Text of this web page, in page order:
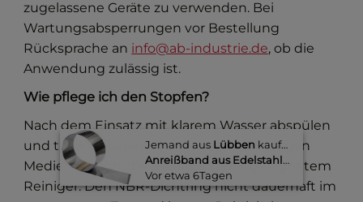
zugelassene Geräte zu verwenden. Bei
Wartungsabsperrungen vor Bestellung
Rücksprache an info@ab-industrie.de, ob die
Anwendung zulässig ist.
Wie pflege ich den Stopfen?
Nach dem Einsatz mit klarem Wasser abspülen
und trocken lagern. Bei Einsatz in ölhaltigen
Medien zusätzliche Reinigung mit geeignetem
Reiniger. Den NBR-Dichtring nicht dauerhaft im
Jemand aus Lübben kaufte gerade
Anreißband aus Edelstahl, 50 mm breit
Vor etwa 6Tagen​